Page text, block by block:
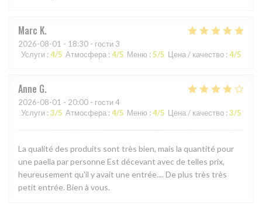
Marc K
2026-08-01 - 18:30 - гости 3
Услуги : 4/5 Атмосфера : 4/5 Меню : 5/5 Цена / качество : 4/5
Anne G
2026-08-01 - 20:00 - гости 4
Услуги : 3/5 Атмосфера : 4/5 Меню : 4/5 Цена / качество : 3/5
La qualité des produits sont très bien, mais la quantité pour
une paella par personne Est décevant avec de telles prix,
heureusement qu'il y avait une entrée.... De plus très très
petit entrée. Bien à vous.